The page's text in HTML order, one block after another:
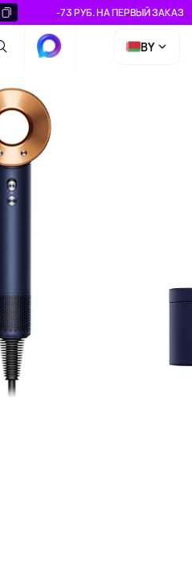
-73 РУБ. НА ПЕРВЫЙ ЗАКАЗ
BY